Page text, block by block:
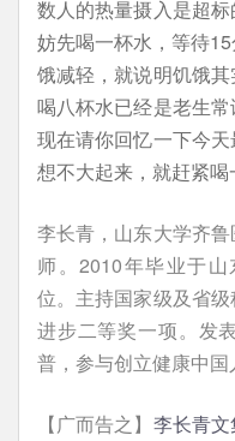
数人的热量摄入是超
妨先喝一杯水，等待
饿减轻，就说明饥饿
喝八杯水已经是老生
现在请你回忆一下今
想不大起来，就赶紧喝
李长青，山东大学齐
师。2010年毕业于
位。主持国家级及省
进步二等奖一项。发
普，参与创立健康中国
【广而告之】 李长青